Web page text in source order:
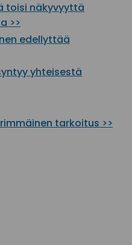
toisi näkyvyyttä
>>
edellyttää
yhteisestä
tarkoitus >>